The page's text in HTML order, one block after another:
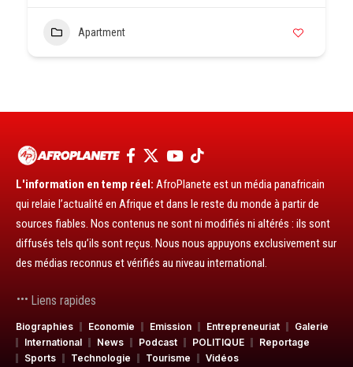
Apartment
L'information en temp réel: AfroPlanete est un média panafricain
qui relaie l’actualité en Afrique et dans le reste du monde à partir de
sources fiables. Nos contenus ne sont ni modifiés ni altérés : ils sont
diffusés tels qu’ils sont reçus. Nous nous appuyons exclusivement sur
des médias reconnus et vérifiés au niveau international.
Liens rapides
Biographies Economie Emission Entrepreneuriat
Galerie
International
News Podcast POLITIQUE
Reportage
Sports
Technologie Tourisme Vidéos